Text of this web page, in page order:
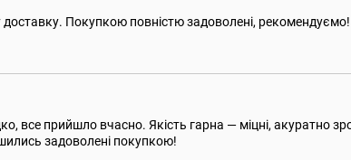
Покупкою повністю задоволені, рекомендуємо!
все прийшло вчасно. Якість гарна — міцні, акуратно
задоволені покупкою!